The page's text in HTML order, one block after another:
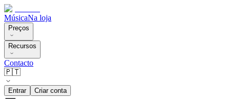
MúsicaNa loja
Preços
Recursos
Contacto
🇵🇹
Entrar Criar conta